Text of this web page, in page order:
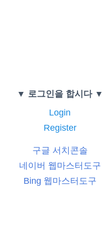
▼ 로그인을 합시다 ▼
Login
Register
구글 서치콘솔
네이버 웹마스터도구
Bing 웹마스터도구